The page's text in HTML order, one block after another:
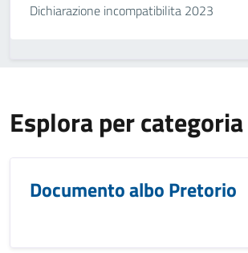
Dichiarazione incompatibilita 2023
Esplora per categoria
Documento albo Pretorio